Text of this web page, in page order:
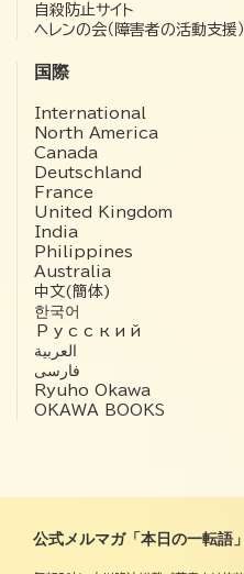
自殺防止サイト
ヘレンの会（障害者の活動支援）
国際
International
North America
Canada
Deutschland
France
United Kingdom
India
Philippines
Australia
中文(簡体)
한국어
Русский
العربية‏
فارسی
Ryuho Okawa
OKAWA BOOKS
公式メルマガ「本日の一転語」